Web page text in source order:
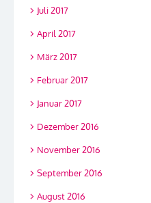
Juli 2017
April 2017
März 2017
Februar 2017
Januar 2017
Dezember 2016
November 2016
September 2016
August 2016